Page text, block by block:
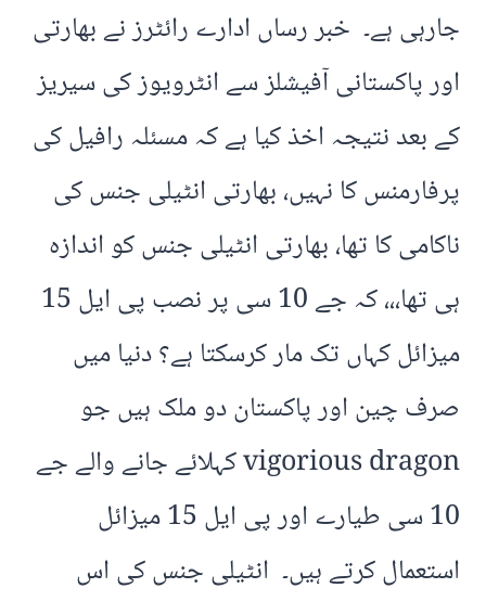
جارہی ہے۔ خبر رساں ادارے رائٹرز نے بھارتی
اور پاکستانی آفیشلز سے انٹرویوز کی سیریز
کے بعد نتیجہ اخذ کیا ہے کہ مسئلہ رافیل کی
پرفارمنس کا نہیں، بھارتی انٹیلی جنس کی
ناکامی کا تھا، بھارتی انٹیلی جنس کو اندازہ
ہی تھا،،، کہ جے 10 سی پر نصب پی ایل 15
میزائل کہاں تک مار کرسکتا ہے؟ دنیا میں
صرف چین اور پاکستان دو ملک ہیں جو
vigorious dragon کہلائے جانے والے جے
10 سی طیارے اور پی ایل 15 میزائل
استعمال کرتے ہیں۔ انٹیلی جنس کی اس